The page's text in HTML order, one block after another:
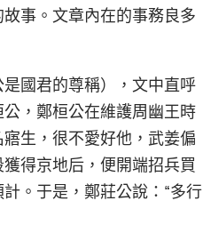
事。文章內在的事務良多
國君的尊稱），文中直呼
，鄭桓公在維護周幽王時
生，很不愛好他，武姜偏
得京地后，便開端招兵買
。于是，鄭莊公說：“多行